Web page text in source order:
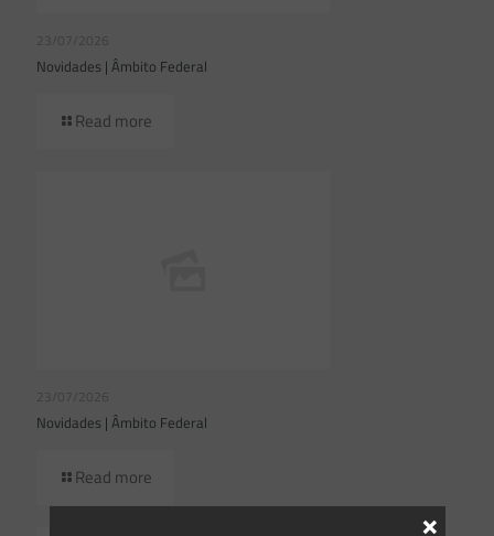
23/07/2026
Novidades | Âmbito Federal
Read more
23/07/2026
Novidades | Âmbito Federal
Read more
×